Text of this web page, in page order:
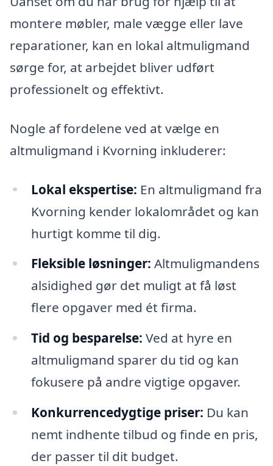
montere møbler, male vægge eller lave
reparationer, kan en lokal altmuligmand
sørge for, at arbejdet bliver udført
professionelt og effektivt.
Nogle af fordelene ved at vælge en
altmuligmand i Kvorning inkluderer:
Lokal ekspertise: En altmuligmand fra
Kvorning kender lokalområdet og kan
hurtigt komme til dig.
Fleksible løsninger: Altmuligmandens
alsidighed gør det muligt at få løst
flere opgaver med ét firma.
Tid og besparelse: Ved at hyre en
altmuligmand sparer du tid og kan
fokusere på andre vigtige opgaver.
Konkurrencedygtige priser: Du kan
nemt indhente tilbud og finde en pris,
der passer til dit budget.